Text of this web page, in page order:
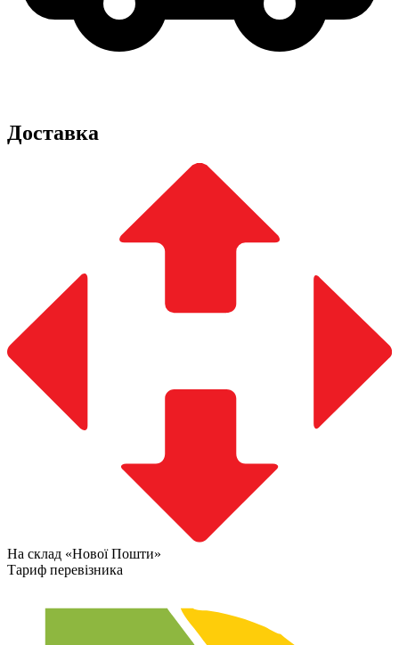
Доставка
На склад «Нової Пошти»
Тариф перевізника